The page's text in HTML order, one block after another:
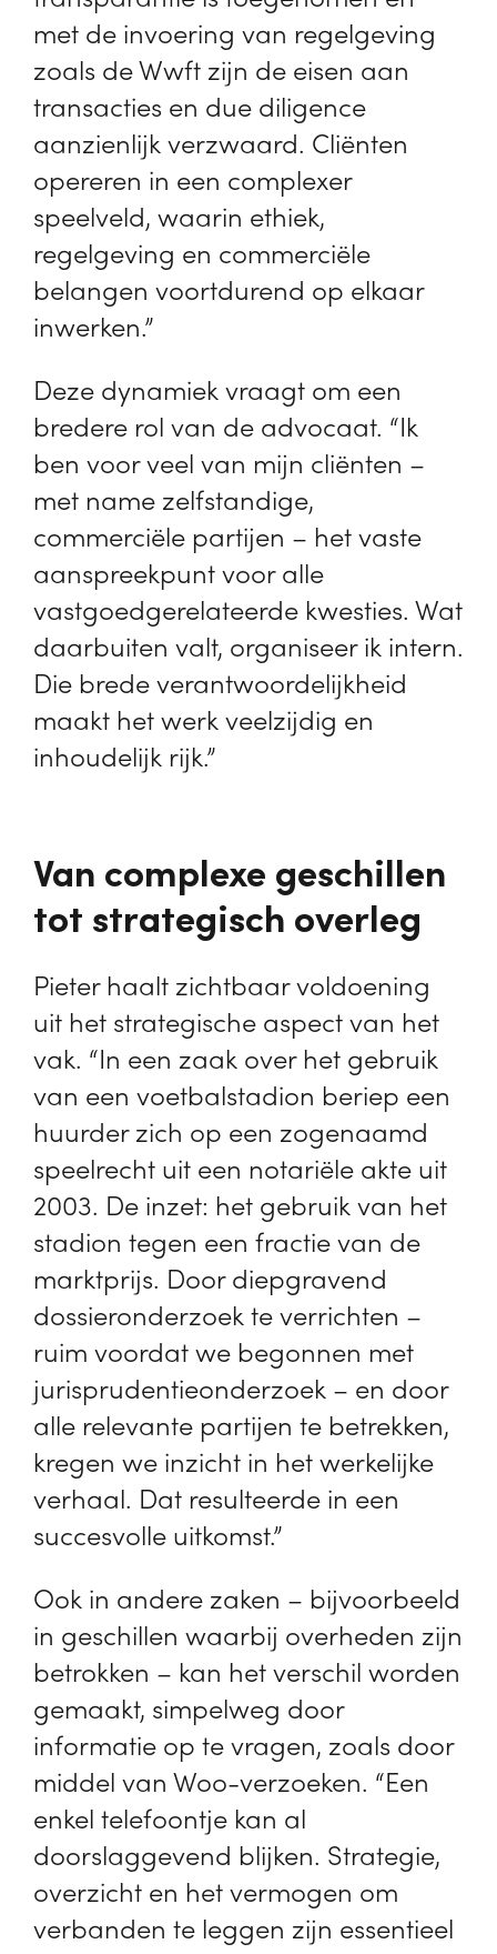
Van complexe geschillen
tot strategisch overleg
Pieter haalt zichtbaar voldoening
uit het strategische aspect van het
vak. “In een zaak over het gebruik
van een voetbalstadion beriep een
huurder zich op een zogenaamd
speelrecht uit een notariële akte uit
2003. De inzet: het gebruik van het
stadion tegen een fractie van de
marktprijs. Door diepgravend
dossieronderzoek te verrichten –
ruim voordat we begonnen met
jurisprudentieonderzoek – en door
alle relevante partijen te betrekken,
kregen we inzicht in het werkelijke
verhaal. Dat resulteerde in een
succesvolle uitkomst.”
Ook in andere zaken – bijvoorbeeld
in geschillen waarbij overheden zijn
betrokken – kan het verschil worden
gemaakt, simpelweg door
informatie op te vragen, zoals door
middel van Woo-verzoeken. “Een
enkel telefoontje kan al
doorslaggevend blijken. Strategie,
overzicht en het vermogen om
verbanden te leggen zijn essentieel
met de invoering van regelgeving
zoals de Wwft zijn de eisen aan
transacties en due diligence
aanzienlijk verzwaard. Cliënten
opereren in een complexer
speelveld, waarin ethiek,
regelgeving en commerciële
belangen voortdurend op elkaar
inwerken.”
Deze dynamiek vraagt om een
bredere rol van de advocaat. “Ik
ben voor veel van mijn cliënten –
met name zelfstandige,
commerciële partijen – het vaste
aanspreekpunt voor alle
vastgoedgerelateerde kwesties. Wat
daarbuiten valt, organiseer ik intern.
Die brede verantwoordelijkheid
maakt het werk veelzijdig en
inhoudelijk rijk.”